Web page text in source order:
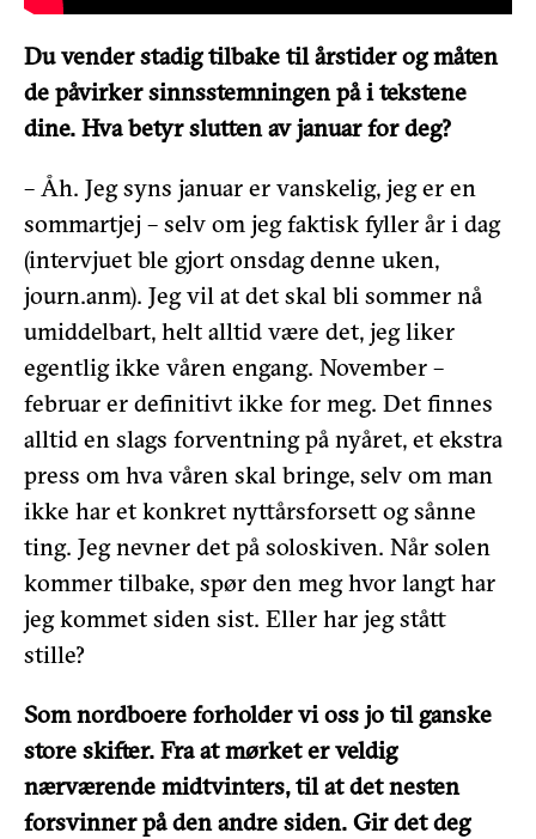
Du vender stadig tilbake til årstider og måten
de påvirker sinnsstemningen på i tekstene
dine. Hva betyr slutten av januar for deg?
– Åh. Jeg syns januar er vanskelig, jeg er en
sommartjej – selv om jeg faktisk fyller år i dag
(intervjuet ble gjort onsdag denne uken,
journ.anm). Jeg vil at det skal bli sommer nå
umiddelbart, helt alltid være det, jeg liker
egentlig ikke våren engang. November –
februar er definitivt ikke for meg. Det finnes
alltid en slags forventning på nyåret, et ekstra
press om hva våren skal bringe, selv om man
ikke har et konkret nyttårsforsett og sånne
ting. Jeg nevner det på soloskiven. Når solen
kommer tilbake, spør den meg hvor langt har
jeg kommet siden sist. Eller har jeg stått
stille?
Som nordboere forholder vi oss jo til ganske
store skifter. Fra at mørket er veldig
nærværende midtvinters, til at det nesten
forsvinner på den andre siden. Gir det deg